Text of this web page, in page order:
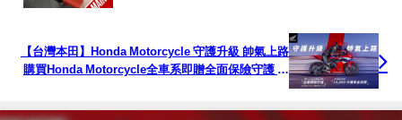
【台灣本田】Honda Motorcycle 守護升級 帥氣上路
購買Honda Motorcycle全車系即贈全面保險守護 指